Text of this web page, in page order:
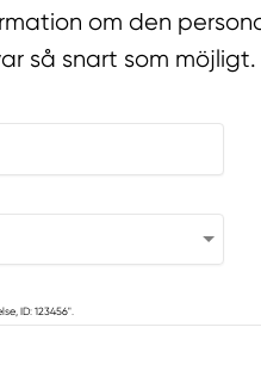
om den
så snart som möjligt.
ID: 123456".